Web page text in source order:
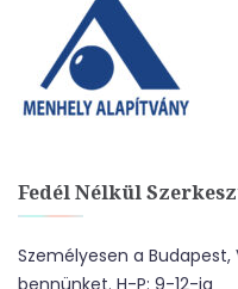
Fedél Nélkül
Személyesen a Budapest,
bennünket. H-P: 9-12-ig